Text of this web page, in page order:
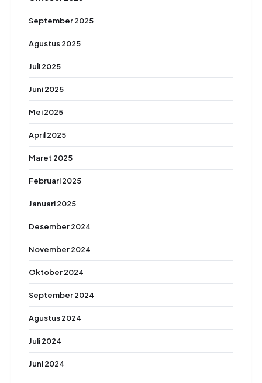
September 2025
Agustus 2025
Juli 2025
Juni 2025
Mei 2025
April 2025
Maret 2025
Februari 2025
Januari 2025
Desember 2024
November 2024
Oktober 2024
September 2024
Agustus 2024
Juli 2024
Juni 2024